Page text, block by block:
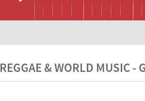
REGGAE & WORLD MUSIC -